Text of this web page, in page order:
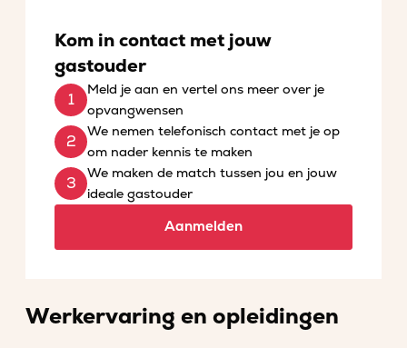
Kom in contact met jouw
gastouder
Meld je aan en vertel ons meer over je
opvangwensen
We nemen telefonisch contact met je op
om nader kennis te maken
We maken de match tussen jou en jouw
ideale gastouder
Aanmelden
Werkervaring en opleidingen